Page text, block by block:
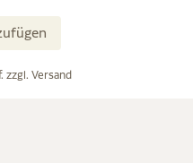
zzgl. Versand